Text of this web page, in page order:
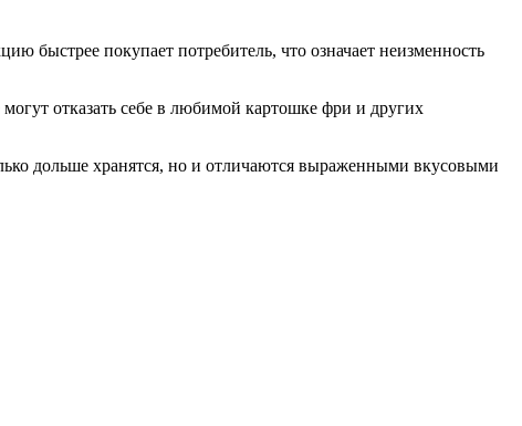
быстрее покупает потребитель, что означает неизменность
отказать себе в любимой картошке фри и других
дольше хранятся, но и отличаются выраженными вкусовыми